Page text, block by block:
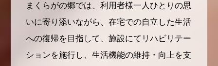
まくらがの郷では、利用者様一人ひとりの思
いに寄り添いながら、在宅での自立した生活
への復帰を目指して、施設にてリハビリテー
ションを施行し、生活機能の維持・向上を支